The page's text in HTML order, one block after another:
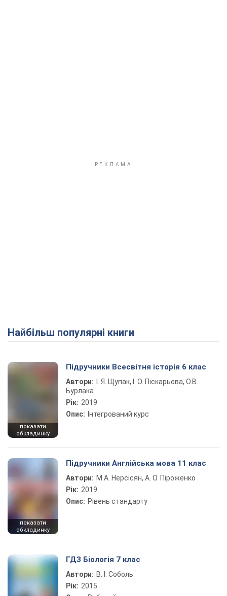
Найбільш популярні книги
показати
обкладинку
Підручники Всесвітня історія 6 клас
Автори:
І. Я. Щупак, І. О. Піскарьова, О.В.
Бурлака
Рік: 2019
Опис: Інтегрований курс
показати
обкладинку
Підручники Англійська мова 11 клас
Автори: М.А. Нерсісян, А. О. Піроженко
Рік: 2019
Опис: Рівень стандарту
ГДЗ Біологія 7 клас
Автори: В. І. Соболь
Рік: 2015